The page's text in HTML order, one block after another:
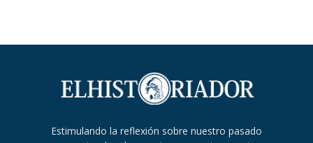
Estimulando la reflexión sobre nuestro pasado